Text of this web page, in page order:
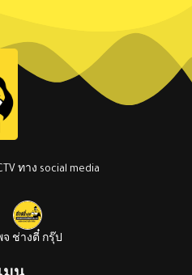
ทาง social media
จ ช่างตี๋ กรุ๊ป